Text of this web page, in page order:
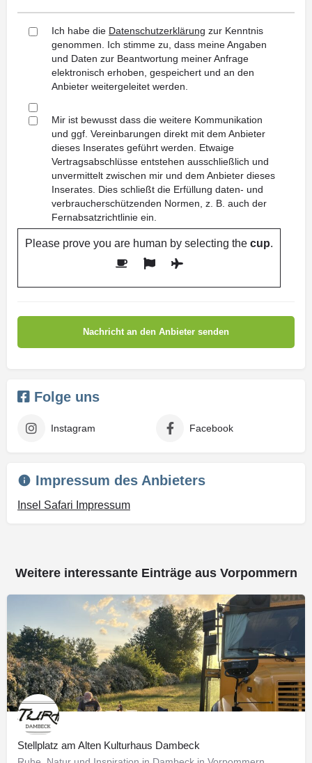
Ich habe die Datenschutzerklärung zur Kenntnis
genommen. Ich stimme zu, dass meine Angaben
und Daten zur Beantwortung meiner Anfrage
elektronisch erhoben, gespeichert und an den
Anbieter weitergeleitet werden.
Mir ist bewusst dass die weitere Kommunikation
und ggf. Vereinbarungen direkt mit dem Anbieter
dieses Inserates geführt werden. Etwaige
Vertragsabschlüsse entstehen ausschließlich und
unvermittelt zwischen mir und dem Anbieter dieses
Inserates. Dies schließt die Erfüllung daten- und
verbraucherschützenden Normen, z. B. auch der
Fernabsatzrichtlinie ein.
Please prove you are human by selecting the cup.
Folge uns
Instagram Facebook
Impressum des Anbieters
Insel Safari Impressum
Weitere interessante Einträge aus Vorpommern
Stellplatz am Alten Kulturhaus Dambeck